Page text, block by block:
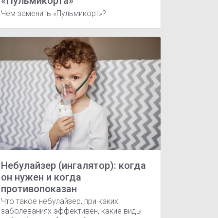
Аденоидит Атеросклероз Острый тонзиллит
Чем заменить «Пульмикорт»?
Небулайзер (ингалятор): когда
он нужен и когда
противопоказан
Что такое небулайзер, при каких
заболеваниях эффективен, какие виды